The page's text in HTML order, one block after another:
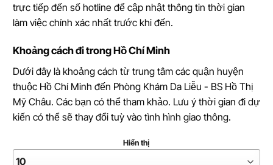
trực tiếp đến số hotline để cập nhật thông tin thời gian
làm việc chính xác nhất trước khi đến.
Khoảng cách đi trong Hồ Chí Minh
Dưới đây là khoảng cách từ trung tâm các quận huyện
thuộc Hồ Chí Minh đến Phòng Khám Da Liễu - BS Hồ Thị
Mỹ Châu. Các bạn có thể tham khảo. Lưu ý thời gian đi dự
kiến có thể sẽ thay đổi tuỳ vào tình hình giao thông.
Hiển thị